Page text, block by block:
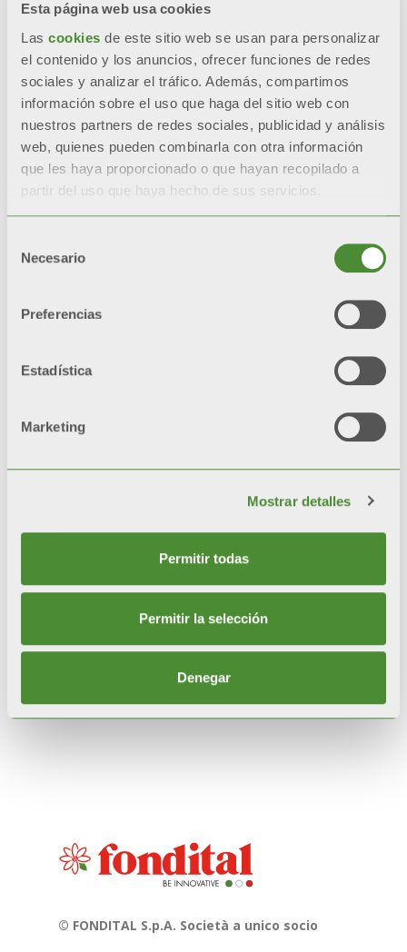
Esta página web usa cookies
Las cookies de este sitio web se usan para personalizar
el contenido y los anuncios, ofrecer funciones de redes
sociales y analizar el tráfico. Además, compartimos
información sobre el uso que haga del sitio web con
nuestros partners de redes sociales, publicidad y análisis
web, quienes pueden combinarla con otra información
que les haya proporcionado o que hayan recopilado a
partir del uso que haya hecho de sus servicios.
Necesario
Preferencias
Estadística
Marketing
Mostrar detalles
Permitir todas
Permitir la selección
Denegar
Conexiones hidráulicas laterales
SOLICITUD DE INFORMACIÓN
BIM
CARACTERÍSTICAS
Intercambiador de
termopolímeros y acero
inoxidable
Vaso de expansión sanitario de 5
© FONDITAL S.p.A. Società a unico socio